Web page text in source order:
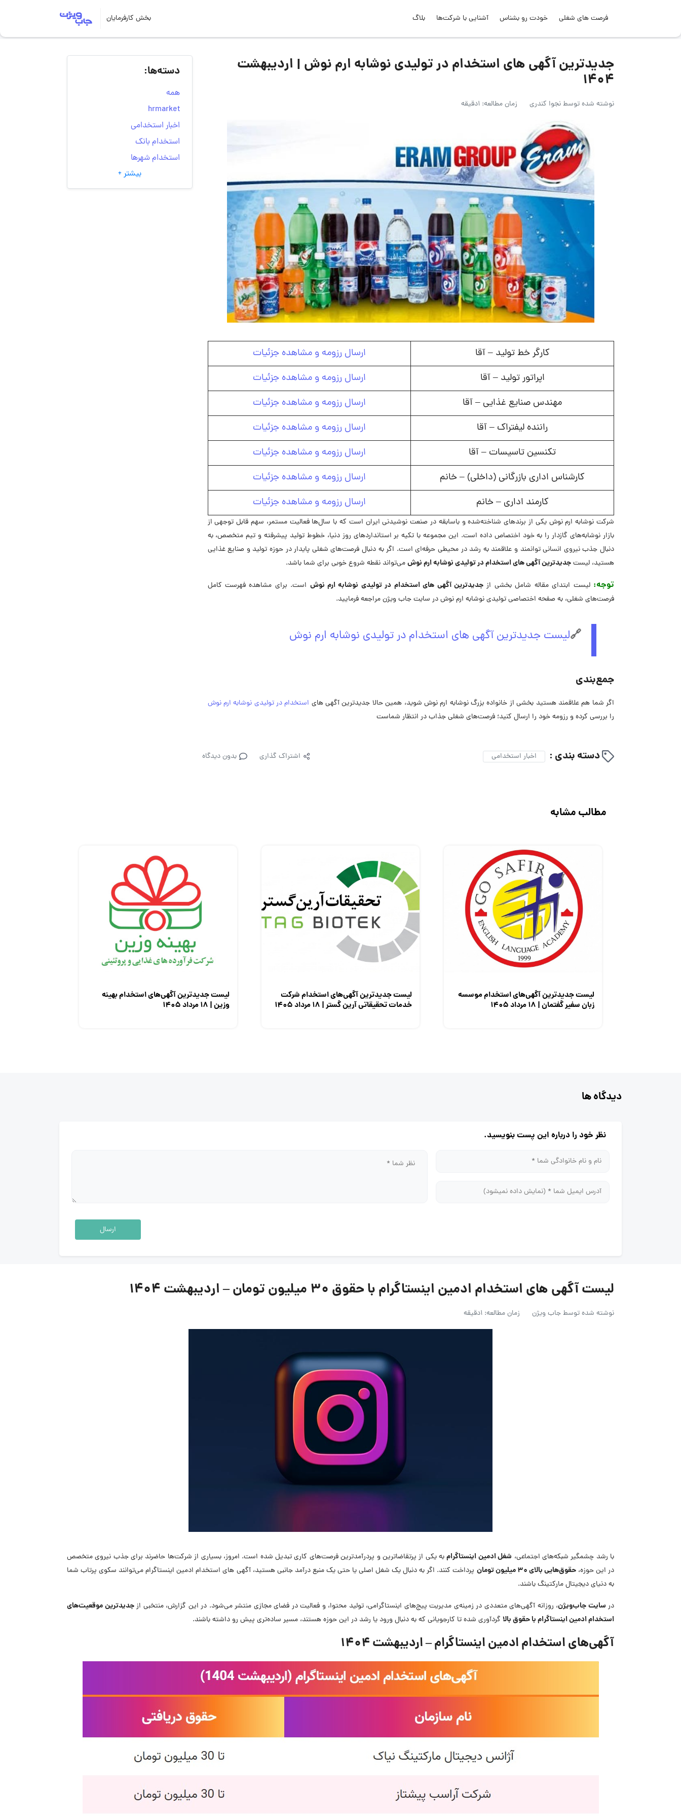
فرصت های شغلی خودت رو بشناس آشنایی با شرکت‌ها بلاگ بخش کارفرمایان
جدیدترین آگهی های استخدام در تولیدی نوشابه ارم نوش | اردیبهشت
1404
نوشته شده توسطنجوا کندری زمان مطالعه: 1دقیقه
کارگر خط تولید – آقا
ارسال رزومه و مشاهده جزئیات
اپراتور تولید – آقا
ارسال رزومه و مشاهده جزئیات
مهندس صنایع غذایی – آقا
ارسال رزومه و مشاهده جزئیات
راننده لیفتراک – آقا
ارسال رزومه و مشاهده جزئیات
تکنسین تاسیسات – آقا
ارسال رزومه و مشاهده جزئیات
کارشناس اداری بازرگانی (داخلی) – خانم
ارسال رزومه و مشاهده جزئیات
کارمند اداری – خانم
ارسال رزومه و مشاهده جزئیات
شرکت نوشابه ارم نوش یکی از برندهای شناخته‌شده و باسابقه در صنعت نوشیدنی ایران است که با سال‌ها فعالیت مستمر، سهم قابل توجهی از
بازار نوشابه‌های گازدار را به خود اختصاص داده است. این مجموعه با تکیه بر استانداردهای روز دنیا، خطوط تولید پیشرفته و تیم متخصص، به
دنبال جذب نیروی انسانی توانمند و علاقمند به رشد در محیطی حرفه‌ای است. اگر به دنبال فرصت‌های شغلی پایدار در حوزه تولید و صنایع غذایی
هستید، لیستجدیدترین آگهی های استخدام در تولیدی نوشابه ارم نوشمی‌تواند نقطه شروع خوبی برای شما باشد.
توجه: لیست ابتدای مقاله شامل بخشی از جدیدترین آگهی های استخدام در تولیدی نوشابه ارم نوش است. برای مشاهده فهرست کامل
فرصت‌های شغلی، به صفحه اختصاصی تولیدی نوشابه ارم نوش در سایت جاب ویژن مراجعه فرمایید.
🔗لیست جدیدترین آگهی های استخدام در تولیدی نوشابه ارم نوش
جمع‌بندی
اگر شما هم علاقمند هستید بخشی از خانواده بزرگ نوشابه ارم نوش شوید، همین حالا جدیدترین آگهی های استخدام در تولیدی نوشابه ارم نوش
را بررسی کرده و رزومه خود را ارسال کنید؛ فرصت‌های شغلی جذاب در انتظار شماست
دسته بندی : اخبار استخدامی اشتراک گذاری بدون دیدگاه
دسته‌ها:
همه
hrmarket
اخبار استخدامی
استخدام بانک
استخدام شهرها
انتخاب مسیر شغلی
به‌روزرسانی‌های سایت
بیشتر +
مطالب مشابه
لیست جدیدترین آگهی‌های استخدام موسسه
زبان سفیر گفتمان | ۱۸ مرداد ۱۴۰۵
لیست جدیدترین آگهی‌های استخدام شرکت
خدمات تحقیقاتی آرین گستر | ۱۸ مرداد ۱۴۰۵
لیست جدیدترین آگهی‌های استخدام بهینه
وزین | ۱۸ مرداد ۱۴۰۵
دیدگاه ها
نظر خود را درباره این پست بنویسید.
ارسال
لیست آگهی های استخدام ادمین اینستاگرام با حقوق 30 میلیون تومان – اردیبهشت 1404
نوشته شده توسطجاب ویژن زمان مطالعه: 1دقیقه
با رشد چشمگیر شبکه‌های اجتماعی، شغل ادمین اینستاگرامبه یکی از پرتقاضاترین و پردرآمدترین فرصت‌های کاری تبدیل شده است. امروز، بسیاری از شرکت‌ها حاضرند برای جذب نیروی متخصص
در این حوزه،حقوق‌هایی بالای ۳۰ میلیون تومان
پرداخت کنند. اگر به دنبال یک شغل اصلی یا حتی یک منبع درآمد جانبی هستید، آگهی های استخدام ادمین اینستاگرام می‌توانند سکوی پرتاب شما
به دنیای دیجیتال مارکتینگ باشند.
در سایت جاب‌ویژن، روزانه آگهی‌های متعددی در زمینه‌ی مدیریت پیج‌های اینستاگرامی، تولید محتوا، و فعالیت در فضای مجازی منتشر می‌شود. در این گزارش، منتخبی ازجدیدترین موقعیت‌های
استخدام ادمین اینستاگرام با حقوق بالا گردآوری شده تا کارجویانی که به دنبال ورود یا رشد در این حوزه هستند، مسیر ساده‌تری پیش رو داشته باشند.
آگهی‌های استخدام ادمین اینستاگرام – اردیبهشت ۱۴۰۴